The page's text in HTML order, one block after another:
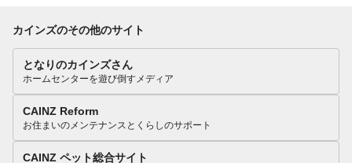
カインズのその他のサイト
となりのカインズさん
ホームセンターを遊び倒すメディア
CAINZ Reform
お住まいのメンテナンスとくらしのサポート
CAINZ ペット総合サイト